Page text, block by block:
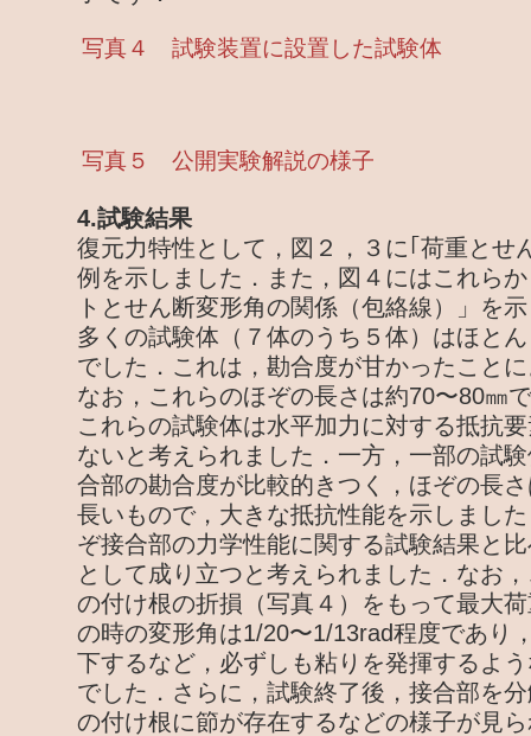
写真４ 試験装置に設置した試験体
写真５ 公開実験解説の様子
4.試験結果
復元力特性として，図２，３に｢荷重とせ
例を示しました．また，図４にはこれら
トとせん断変形角の関係（包絡線）」を
多くの試験体（７体のうち５体）はほと
でした．これは，勘合度が甘かったこと
なお，これらのほぞの長さは約70〜80㎜
これらの試験体は水平加力に対する抵抗
ないと考えられました．一方，一部の試
合部の勘合度が比較的きつく，ほぞの長
長いもので，大きな抵抗性能を示しまし
ぞ接合部の力学性能に関する試験結果と
として成り立つと考えられました．なお
の付け根の折損（写真４）をもって最大
の時の変形角は1/20〜1/13rad程度であり
下するなど，必ずしも粘りを発揮するよ
でした．さらに，試験終了後，接合部を
の付け根に節が存在するなどの様子が見